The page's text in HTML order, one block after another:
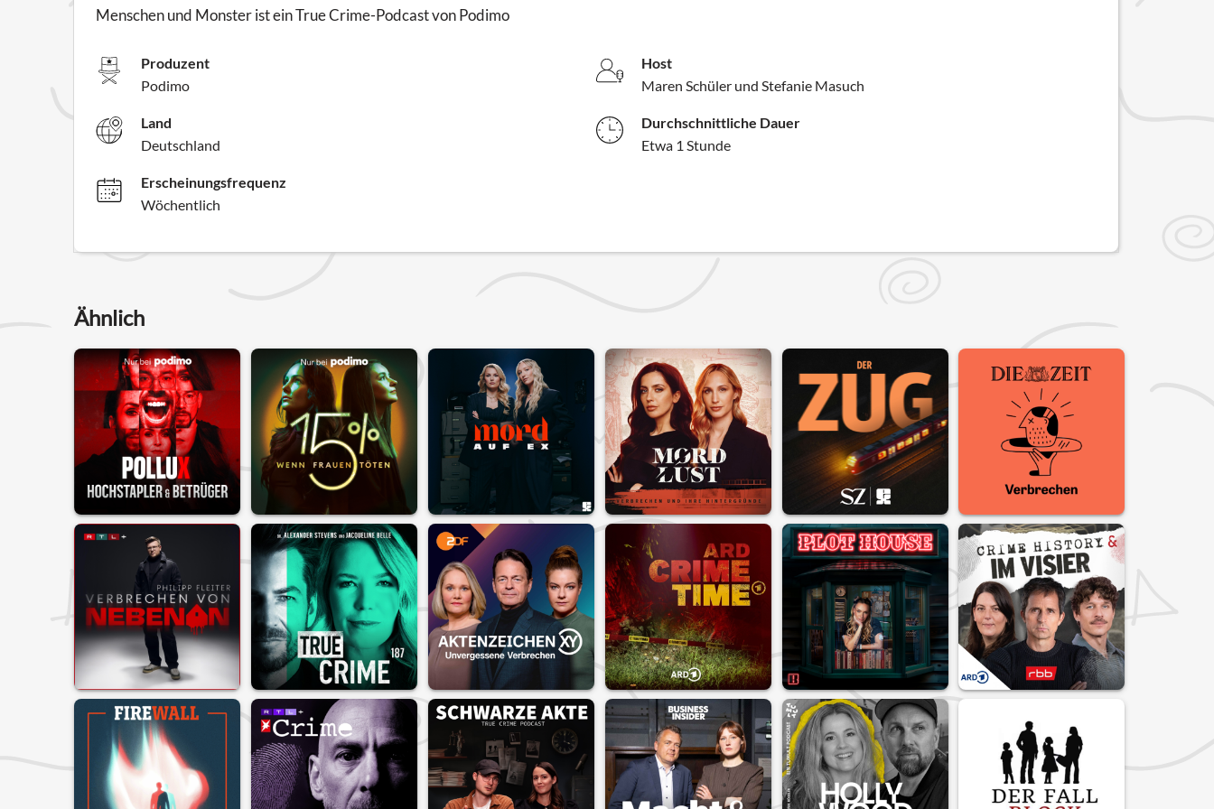
Menschen und Monster ist ein True Crime-Podcast von Podimo
Produzent
Podimo
Host
Maren Schüler und Stefanie Masuch
Land
Deutschland
Durchschnittliche Dauer
Etwa 1 Stunde
Erscheinungsfrequenz
Wöchentlich
Ähnlich